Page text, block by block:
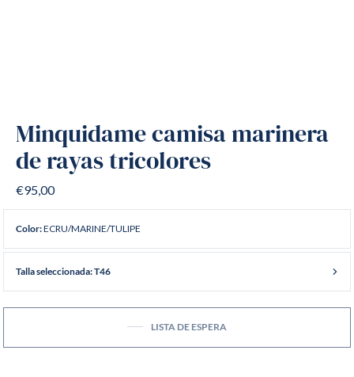
Minquidame camisa marinera
de rayas tricolores
€95,00
Color:ECRU/MARINE/TULIPE
Talla seleccionada: T46
LISTA DE ESPERA